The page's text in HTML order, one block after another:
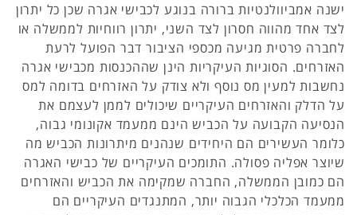
ישנה אמביוולנטיות ברורה בנוגע לכבישי אגרה שכן כל יתרון
לצד אחד מהווה חסרון לצד השני, יתרון רווחיות לממשלה או
לחברה פרטית מגיעה מכספי הציבור דבר הפועל לרעת
האזרחים. הסוגיות העיקריות הינן שההכנסות מכבישי אגרה
נחשבות למעין מס נוסף ולא צודק על האזרחים בדומה למס
על הדלק והאזרחים העיקריים שיכולים לממן לעצמם את
הנסיעה הקבועה על הכביש הינם ממעמד אקונומי גבוה,
כלומר העשירים הם היחידים שנהנים מיתרונות הכביש מה
שיוצר אפליה פסולה. התומכים העיקריים של כבישי האגרה
הם כמובן הממשלה, החברה שמקימה את הכביש והאזרחים
ממעמד הכלכלי הגבוה יותר, המתנגדים העיקריים הם